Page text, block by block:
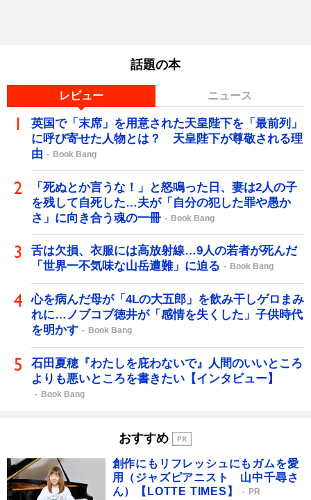
話題の本
レビュー ニュース
英国で「末席」を用意された天皇陛下を「最前列」
に呼び寄せた人物とは？ 天皇陛下が尊敬される理
由
Book Bang
「死ぬとか言うな！」と怒鳴った日、妻は2人の子
を残して自死した…夫が「自分の犯した罪や愚か
さ」に向き合う魂の一冊
Book Bang
舌は欠損、衣服には高放射線…9人の若者が死んだ
「世界一不気味な山岳遭難」に迫る
Book Bang
心を病んだ母が「4Lの大五郎」を飲み干しゲロまみ
れに…ノブコブ徳井が「感情を失くした」子供時代
を明かす
Book Bang
石田夏穂『わたしを庇わないで』人間のいいところ
よりも悪いところを書きたい【インタビュー】
Book Bang
おすすめ
創作にもリフレッシュにもガムを愛
用（ジャズピアニスト 山中千尋さ
ん）【LOTTE TIMES】
PR